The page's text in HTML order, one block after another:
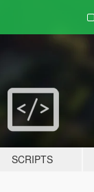
SCRIPTS